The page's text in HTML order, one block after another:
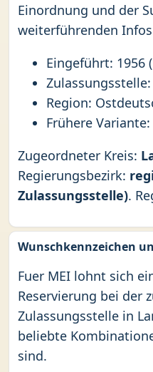
Einordnung und der
weiterführenden
Eingeführt: 1956
Region:
Frühere
Zugeordneter Kreis:
Regierungsbezirk:
Zulassungsstelle).
Wunschkennzeichen
Fuer MEI lohnt sich
Reservierung bei der
Zulassungsstelle in
beliebte
sind.